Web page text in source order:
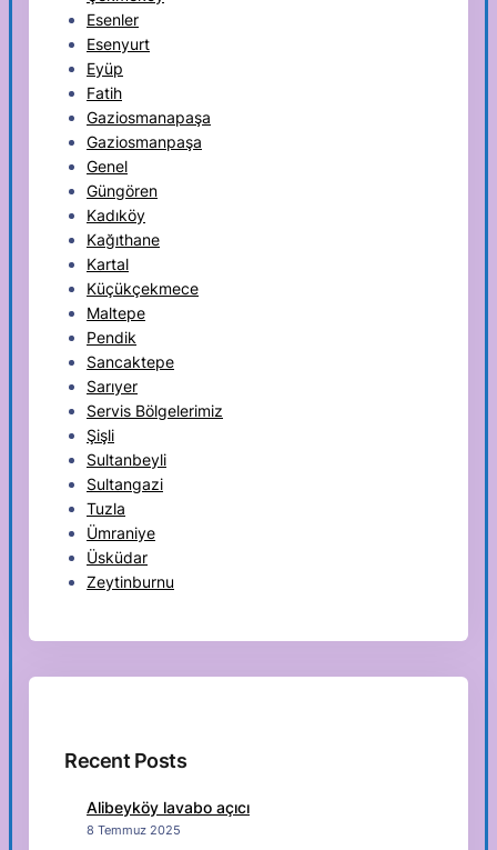
Esenler
Esenyurt
Eyüp
Fatih
Gaziosmanapaşa
Gaziosmanpaşa
Genel
Güngören
Kadıköy
Kağıthane
Kartal
Küçükçekmece
Maltepe
Pendik
Sancaktepe
Sarıyer
Servis Bölgelerimiz
Şişli
Sultanbeyli
Sultangazi
Tuzla
Ümraniye
Üsküdar
Zeytinburnu
Recent Posts
Alibeyköy lavabo açıcı
8 Temmuz 2025